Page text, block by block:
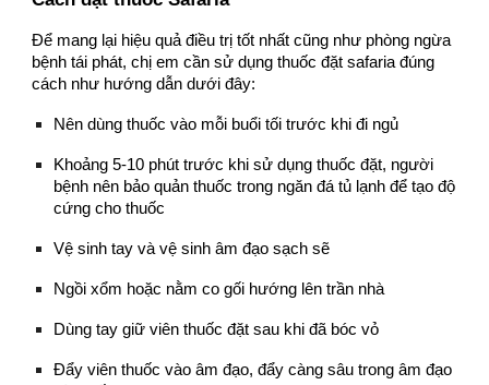
Để mang lại hiệu quả điều trị tốt nhất cũng như phòng ngừa
bệnh tái phát, chị em cần sử dụng thuốc đặt safaria đúng
cách như hướng dẫn dưới đây:
Nên dùng thuốc vào mỗi buổi tối trước khi đi ngủ
Khoảng 5-10 phút trước khi sử dụng thuốc đặt, người
bệnh nên bảo quản thuốc trong ngăn đá tủ lạnh để tạo độ
cứng cho thuốc
Vệ sinh tay và vệ sinh âm đạo sạch sẽ
Ngồi xổm hoặc nằm co gối hướng lên trần nhà
Dùng tay giữ viên thuốc đặt sau khi đã bóc vỏ
Đẩy viên thuốc vào âm đạo, đẩy càng sâu trong âm đạo